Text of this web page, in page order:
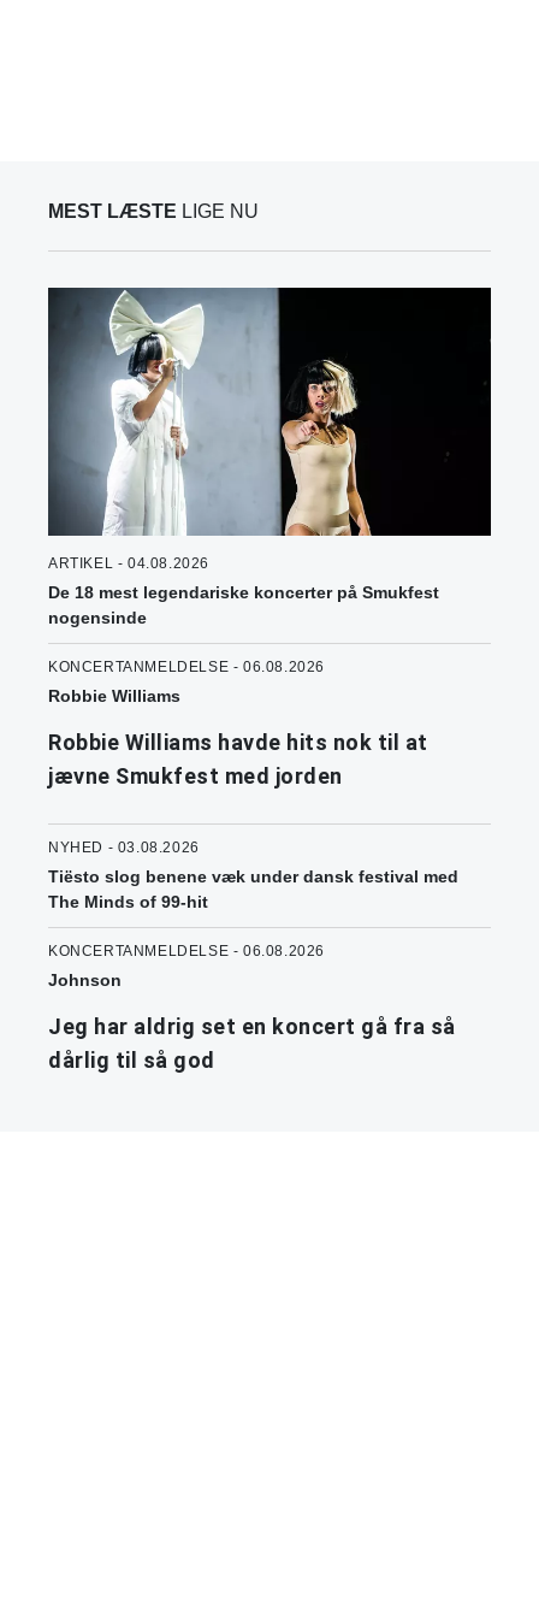
MEST LÆSTE LIGE NU
ARTIKEL - 04.08.2026
De 18 mest legendariske koncerter på Smukfest
nogensinde
KONCERTANMELDELSE - 06.08.2026
Robbie Williams
Robbie Williams havde hits nok til at
jævne Smukfest med jorden
NYHED - 03.08.2026
Tiësto slog benene væk under dansk festival med
The Minds of 99-hit
KONCERTANMELDELSE - 06.08.2026
Johnson
Jeg har aldrig set en koncert gå fra så
dårlig til så god